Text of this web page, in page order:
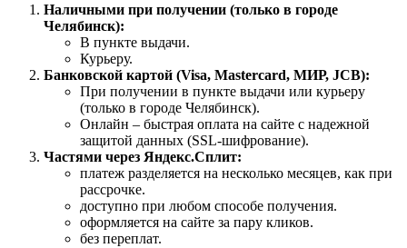
Наличными при получении (только в городе
Челябинск):
В пункте выдачи.
Курьеру.
Банковской картой (Visa, Mastercard, МИР, JCB):
При получении в пункте выдачи или курьеру
(только в городе Челябинск).
Онлайн – быстрая оплата на сайте с надежной
защитой данных (SSL-шифрование).
Частями через Яндекс.Сплит:
платеж разделяется на несколько месяцев, как при
рассрочке.
доступно при любом способе получения.
оформляется на сайте за пару кликов.
без переплат.